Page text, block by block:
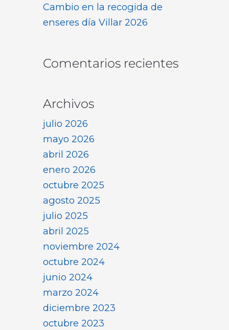
Cambio en la recogida de
enseres día Villar 2026
Comentarios recientes
Archivos
julio 2026
mayo 2026
abril 2026
enero 2026
octubre 2025
agosto 2025
julio 2025
abril 2025
noviembre 2024
octubre 2024
junio 2024
marzo 2024
diciembre 2023
octubre 2023